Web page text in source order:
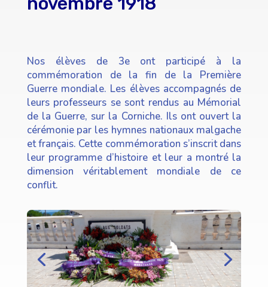
Nos élèves de 3e ont participé à la
commémoration de la fin de la Première
Guerre mondiale. Les élèves accompagnés de
leurs professeurs se sont rendus au Mémorial
de la Guerre, sur la Corniche. Ils ont ouvert la
cérémonie par les hymnes nationaux malgache
et français. Cette commémoration s’inscrit dans
leur programme d’histoire et leur a montré la
dimension véritablement mondiale de ce
conflit.